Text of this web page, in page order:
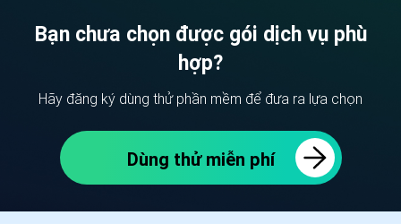
Bạn chưa chọn được gói dịch vụ phù
hợp?
Hãy đăng ký dùng thử phần mềm để đưa ra lựa chọn
Dùng thử miễn phí